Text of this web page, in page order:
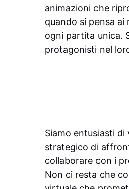
animazioni che
quando si pensa
ogni partita unica.
protagonisti nel
Siamo entusiasti
strategico di
collaborare con i
Non ci resta che